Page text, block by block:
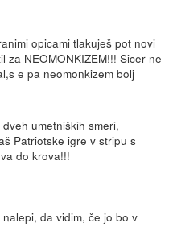
opicami tlakuješ pot novi
za NEOMONKIZEM!!! Sicer ne
e pa neomonkizem bolj
umetniških smeri,
Patriotske igre v stripu s
do krova!!!
da vidim, če jo bo v